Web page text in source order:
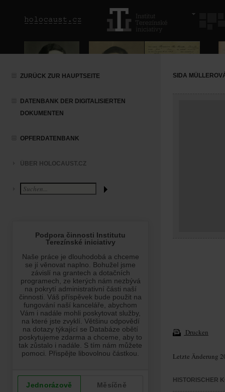
ZURÜCK ZUR HAUPTSEITE
DATENBANK DER DIGITALISIERTEN
DOKUMENTEN
OPFERDATENBANK
ÜBER HOLOCAUST.CZ
SIDA
Drucken
Letzte Änderung
HISTORISCHER